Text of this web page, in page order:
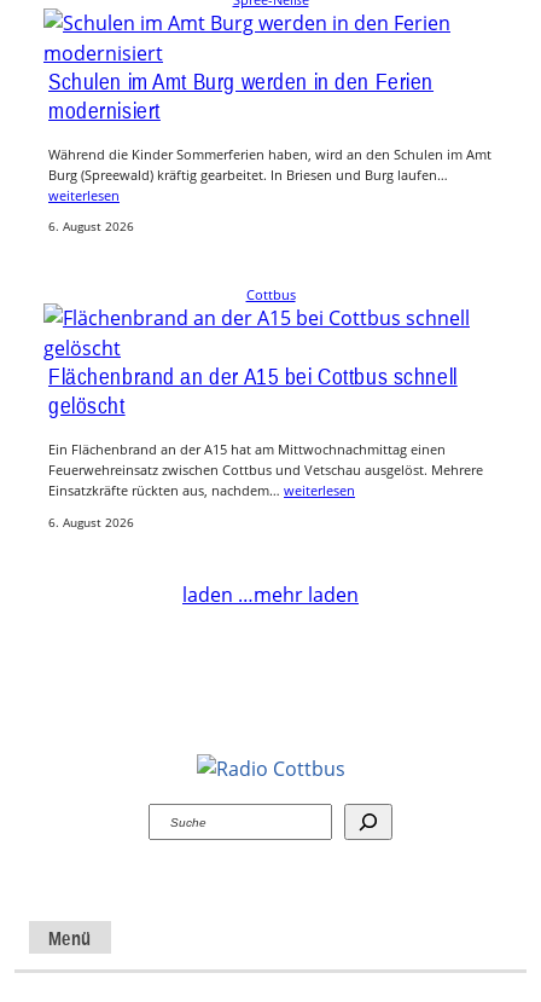
Schulen im Amt Burg werden in den Ferien
modernisiert
Während die Kinder Sommerferien haben, wird an den Schulen im Amt
Burg (Spreewald) kräftig gearbeitet. In Briesen und Burg laufen…
weiterlesen
6. August 2026
Cottbus
Flächenbrand an der A15 bei Cottbus schnell
gelöscht
Ein Flächenbrand an der A15 hat am Mittwochnachmittag einen
Feuerwehreinsatz zwischen Cottbus und Vetschau ausgelöst. Mehrere
Einsatzkräfte rückten aus, nachdem… weiterlesen
6. August 2026
laden …mehr laden
Suchen
Menü